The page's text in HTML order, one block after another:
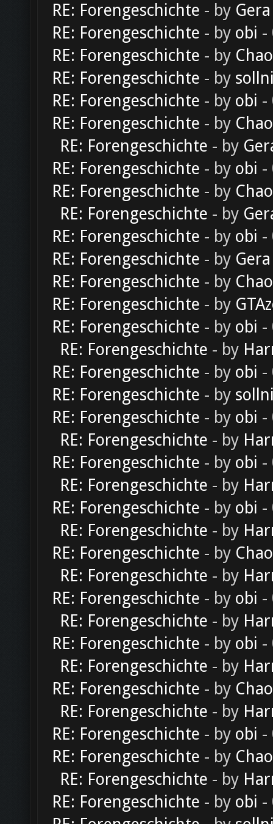
RE: Forengeschichte - by Gera
RE: Forengeschichte - by obi -
RE: Forengeschichte - by
RE: Forengeschichte - by
RE: Forengeschichte - by obi -
RE: Forengeschichte - by
RE: Forengeschichte - by
RE: Forengeschichte - by obi -
RE: Forengeschichte - by
RE: Forengeschichte - by
RE: Forengeschichte - by obi -
RE: Forengeschichte - by Gera
RE: Forengeschichte - by
RE: Forengeschichte - by
RE: Forengeschichte - by obi -
RE: Forengeschichte - by
RE: Forengeschichte - by obi -
RE: Forengeschichte - by
RE: Forengeschichte - by obi -
RE: Forengeschichte - by
RE: Forengeschichte - by obi -
RE: Forengeschichte - by
RE: Forengeschichte - by obi -
RE: Forengeschichte - by
RE: Forengeschichte - by
RE: Forengeschichte - by
RE: Forengeschichte - by obi -
RE: Forengeschichte - by
RE: Forengeschichte - by obi -
RE: Forengeschichte - by
RE: Forengeschichte - by
RE: Forengeschichte - by
RE: Forengeschichte - by obi -
RE: Forengeschichte - by
RE: Forengeschichte - by
RE: Forengeschichte - by obi -